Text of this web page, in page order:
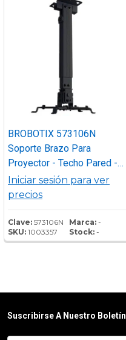
BROBOTIX 573106N
Soporte Brazo Para
Proyector - Techo Pared -
Expandible 43 A 63Cm -
Color Negro
Iniciar sesión para ver
precios
Clave: 573106N
SKU: 1003357
Marca:-
Stock:-
Suscribirse A Nuestro Boletín